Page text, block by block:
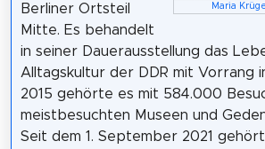
Maria
Berliner Ortsteil
Mitte. Es behandelt
in seiner Dauerausstellung das
Alltagskultur der DDR mit Vorrang
2015 gehörte es mit 584.000
meistbesuchten Museen und
Seit dem 1. September 2021